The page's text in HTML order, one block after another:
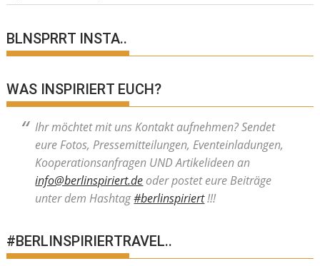
BLNSPRRT INSTA..
WAS INSPIRIERT EUCH?
Ihr möchtet mit uns Kontakt aufnehmen? Sendet
eure Fotos, Pressemitteilungen, Eventeinladungen,
Kooperationsanfragen UND Artikelideen an
info@berlinspiriert.deoder postet eure Beiträge
unter dem Hashtag#berlinspiriert!!!
#BERLINSPIRIERTRAVEL..